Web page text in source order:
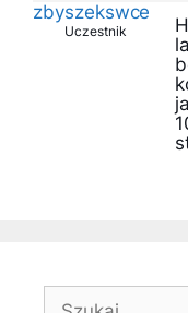
zbyszekswce
Uczestnik
Szukaj: